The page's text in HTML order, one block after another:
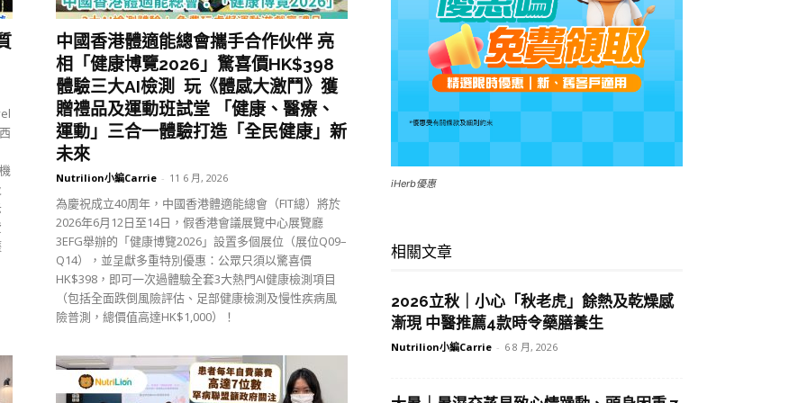
中國香港體適能總會攜手合作伙伴 亮
相「健康博覽2026」驚喜價HK$398
體驗三大AI檢測 玩《體感大激鬥》獲
贈禮品及運動班試堂 「健康、醫療、
運動」三合一體驗打造「全民健康」新
未來
Nutrilion小編Carrie - 11 6 月, 2026
為慶祝成立40周年，中國香港體適能總會（FIT總）將於
2026年6月12日至14日，假香港會議展覽中心展覽廳
3EFG舉辦的「健康博覽2026」設置多個展位（展位Q09–
Q14），並呈獻多重特別優惠：公眾只須以驚喜價
HK$398，即可一次過體驗全套3大熱門AI健康檢測項目
（包括全面跌倒風險評估、足部健康檢測及慢性疾病風
險普測，總價值高達HK$1,000）！
iHerb優惠
相關文章
2026立秋｜小心「秋老虎」餘熱及乾燥感
漸現 中醫推薦4款時令藥膳養生
Nutrilion小編Carrie - 6 8 月, 2026